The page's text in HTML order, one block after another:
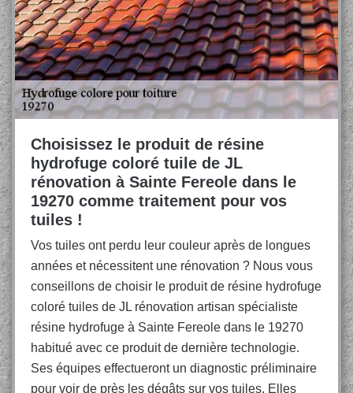
Choisissez le produit de résine
hydrofuge coloré tuile de JL
rénovation à Sainte Fereole dans le
19270 comme traitement pour vos
tuiles !
Vos tuiles ont perdu leur couleur après de longues
années et nécessitent une rénovation ? Nous vous
conseillons de choisir le produit de résine hydrofuge
coloré tuiles de JL rénovation artisan spécialiste
résine hydrofuge à Sainte Fereole dans le 19270
habitué avec ce produit de dernière technologie.
Ses équipes effectueront un diagnostic préliminaire
pour voir de près les dégâts sur vos tuiles. Elles